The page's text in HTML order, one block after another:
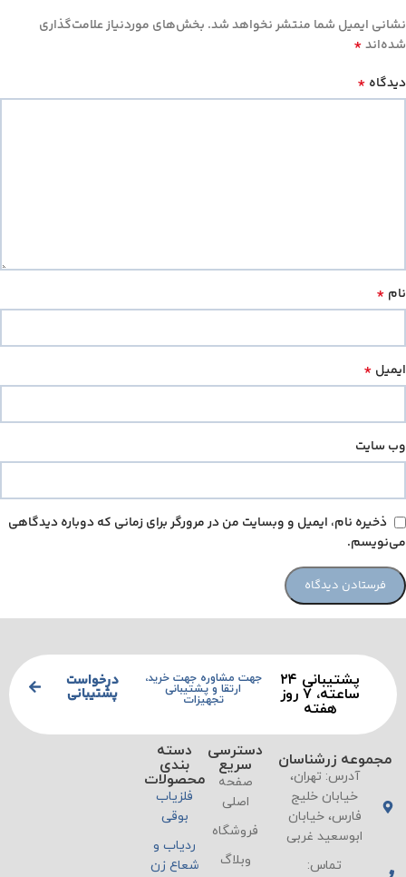
نشانی ایمیل شما منتشر نخواهد شد. بخش‌های موردنیاز علامت‌گذاری
شده‌اند*
دیدگاه *
نام *
ایمیل *
وب‌ سایت
ذخیره نام، ایمیل و وبسایت من در مرورگر برای زمانی که دوباره دیدگاهی
می‌نویسم.
پشتیبانی ۲۴
ساعته، ۷ روز
هفته
جهت مشاوره جهت خرید،
ارتقا و پشتیبانی
تجهیزات
درخواست
پشتیبانی
مجموعه زرشناسان
آدرس: تهران،
خیابان خلیج
فارس، خیابان
ابوسعید غربی
تماس:
دسترسی
سریع
صفحه
اصلی
فروشگاه
وبلاگ
دسته
بندی
محصولات
فلزیاب
بوقی
ردیاب و
شعاع زن